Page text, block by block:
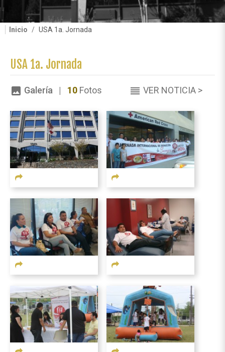
Inicio USA 1a. Jornada
USA 1a. Jornada
image Galería | 10 Fotos reorder VER NOTICIA >